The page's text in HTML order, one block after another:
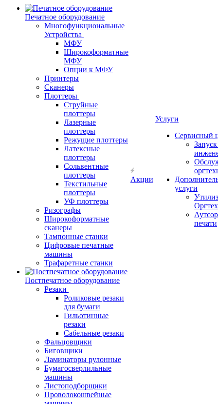
Печатное оборудование
Многофункциональные
Устройства
МФУ
Широкоформатные
МФУ
Опции к МФУ
Принтеры
Сканеры
Плоттеры
Струйные
плоттеры
Лазерные
плоттеры
Режущие плоттеры
Латексные
плоттеры
Сольвентные
плоттеры
Текстильные
плоттеры
УФ плоттеры
Ризографы
Широкоформатные
сканеры
Тампонные станки
Цифровые печатные
машины
Трафаретные станки
Постпечатное оборудование
Резаки
Роликовые резаки
для бумаги
Гильотинные
резаки
Сабельные резаки
Фальцовщики
Биговщики
Ламинаторы рулонные
Бумагосверлильные
машины
Листоподборщики
Проволокошвейные
Акции
Услуги
Сервисный
услуги
печати